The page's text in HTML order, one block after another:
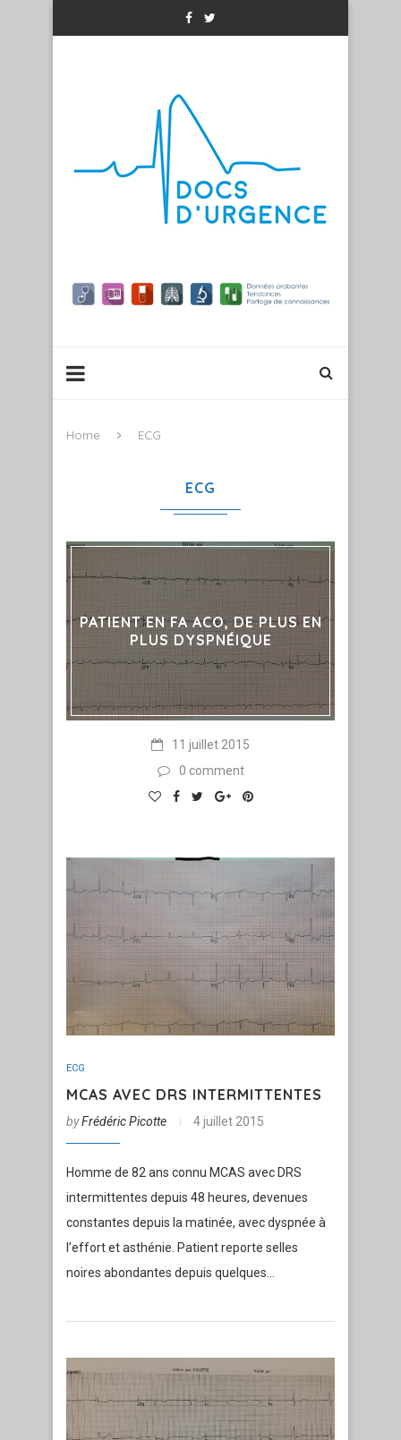
Home ECG
ECG
PATIENT EN FA ACO, DE PLUS EN
PLUS DYSPNÉIQUE
11 juillet 2015
0 comment
ECG
MCAS AVEC DRS INTERMITTENTES
byFrédéric Picotte 4 juillet 2015
Homme de 82 ans connu MCAS avec DRS
intermittentes depuis 48 heures, devenues
constantes depuis la matinée, avec dyspnée à
l’effort et asthénie. Patient reporte selles
noires abondantes depuis quelques…